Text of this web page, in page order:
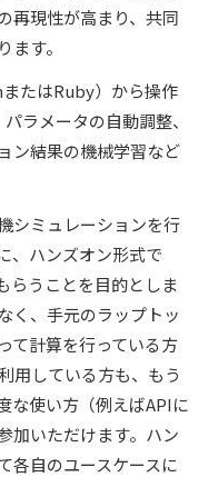
再現性が高まり、共同
す。
たはRuby）から操作
ラメータの自動調整、
ン結果の機械学習など
シミュレーションを行
、ハンズオン形式で
らうことを目的としま
く、手元のラップトッ
て計算を行っている方
用している方も、もう
な使い方（例えばAPIに
加いただけます。ハン
各自のユースケースに